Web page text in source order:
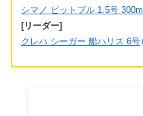
シマノ ピットブル 1.5号 300m
[リーダー]
クレハ シーガー 船ハリス 6号